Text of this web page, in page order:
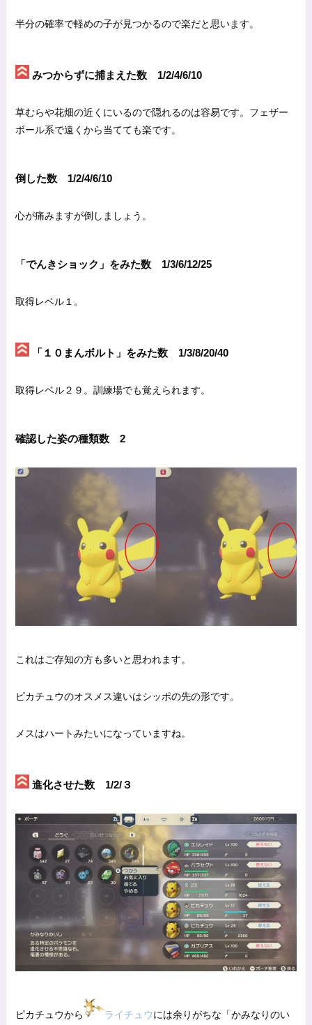
半分の確率で軽めの子が見つかるので楽だと思います。
みつからずに捕まえた数 1/2/4/6/10
草むらや花畑の近くにいるので隠れるのは容易です。フェザー
ボール系で遠くから当てても楽です。
倒した数 1/2/4/6/10
心が痛みますが倒しましょう。
「でんきショック」をみた数 1/3/6/12/25
取得レベル１。
「１０まんボルト」をみた数 1/3/8/20/40
取得レベル２９。訓練場でも覚えられます。
確認した姿の種類数 2
これはご存知の方も多いと思われます。
ピカチュウのオスメス違いはシッポの先の形です。
メスはハートみたいになっていますね。
進化させた数 1/2/３
ピカチュウから ライチュウには余りがちな「かみなりのい